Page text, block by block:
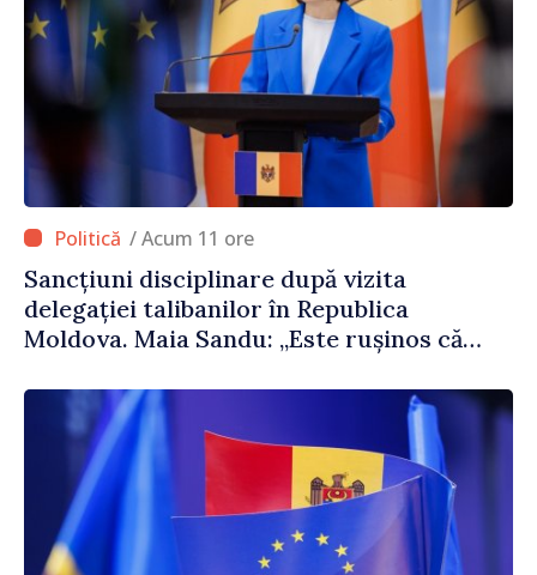
/ Acum 11 ore
Sancțiuni disciplinare după vizita
delegației talibanilor în Republica
Moldova. Maia Sandu: „Este rușinos că
politica statului”